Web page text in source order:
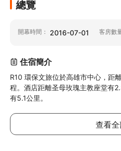
總覽
開幕時間： 2016-07-01 客房數
住宿簡介
R10 環保文旅位於高雄市中心，距
程。酒店距離圣母玫瑰主教座堂有
有5.1公里。
查看全